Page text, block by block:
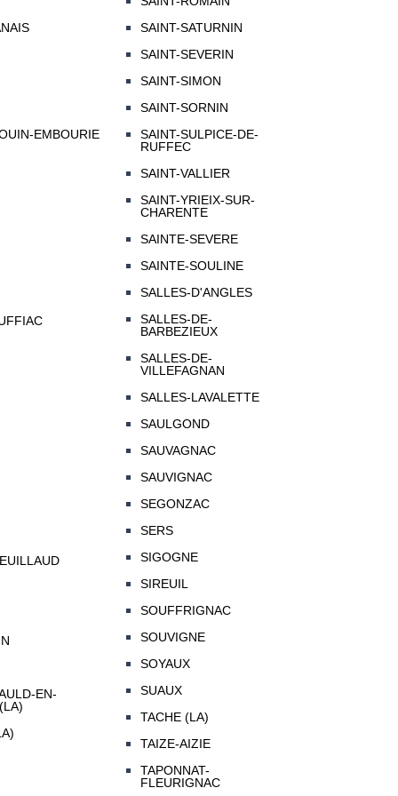
EMBOURIE
EN-
SAINT-SATURNIN
SAINT-SEVERIN
SAINT-SIMON
SAINT-SORNIN
SAINT-SULPICE-DE-
RUFFEC
SAINT-VALLIER
SAINT-YRIEIX-SUR-
CHARENTE
SAINTE-SEVERE
SAINTE-SOULINE
SALLES-D'ANGLES
SALLES-DE-
BARBEZIEUX
SALLES-DE-
VILLEFAGNAN
SALLES-LAVALETTE
SAULGOND
SAUVAGNAC
SAUVIGNAC
SEGONZAC
SERS
SIGOGNE
SIREUIL
SOUFFRIGNAC
SOUVIGNE
SOYAUX
SUAUX
TACHE (LA)
TAIZE-AIZIE
TAPONNAT-
FLEURIGNAC